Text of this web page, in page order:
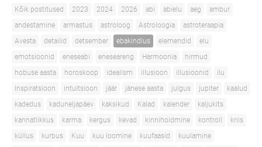
Kõik postitused 2023 2024 2026 abi abielu aeg
ambur
andestamine
armastus astroloog Astroloogia
astroteraapia
Avesta
detailid detsember ebakindlus elemendid
elu
emotsioonid
eneseabi eneseareng Harmoonia
hirmud
hobuse aasta
horoskoop idealism illusioon illusioonid
ilu
Inspiratsioon
intuitsioon jäär jänese aasta julgus jupiter
kaalud
kadedus
kaduneljapäev kaksikud Kalad kalender
kaljukits
kannatlikkus
karma kergus kevad kinnihoidmine kontroll
kriis
küllus
kurbus Kuu kuu loomine kuufaasid
kuulamine